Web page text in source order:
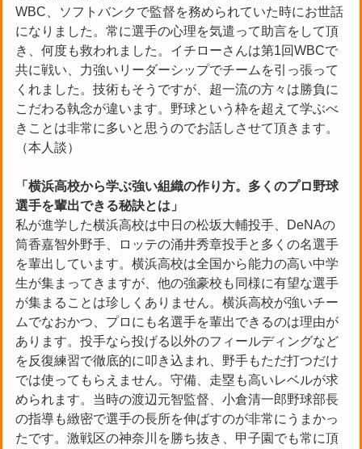
WBC、ソフトバンクで監督を務められていた時にお世話
になりました。常に選手の心理を気遣って助言をして頂
き、何度も救われました。イチローさんは第1回WBCで
共に戦い、力強いリーダーシップでチームを引っ張って
くれました。技術もそうですが、超一流の方々は勝負に
こだわる執念が違います。野球という枠を超えて学ぶべ
きことは非常に多いと思うのでお話しさせて頂きます。
（本人談）
「横浜高校から学ぶ強い組織の作り方。多くのプロ野球
選手を輩出できる秘訣とは」
私が進学した横浜高校は中日の松坂大輔投手、DeNAの
筒香嘉智外野手、ロッテの涌井秀章投手と多くの名選手
を輩出しています。横浜高校は全国から能力の高い中学
生が集まってきますが、他の強豪校も同様に有望な選手
が集まることは珍しくありません。横浜高校が強いチー
ムでなおかつ、プロにも名選手を輩出できるのは理由が
あります。投手なら投げる以外のフィールディングなど
を反復練習で徹底的に叩き込まれ、野手もただ打つだけ
では使ってもらえません。守備、走塁も高いレベルが求
められます。当時の渡辺元智監督、小倉清一郎野球部長
の指導も緻密で選手の長所を伸ばすのが非常にうまかっ
たです。激戦区の神奈川を勝ち抜き、甲子園でも常に頂